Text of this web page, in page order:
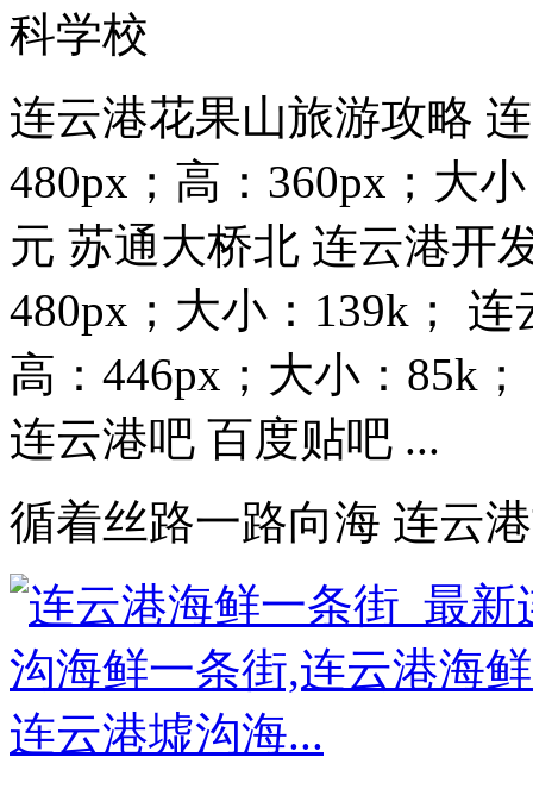
科学校
连云港花果山旅游攻略
480px；高：360px；大
元 苏通大桥北 连云港开
480px；大小：139k；
高：446px；大小：85k
连云港吧 百度贴吧 ...
循着丝路一路向海 连云